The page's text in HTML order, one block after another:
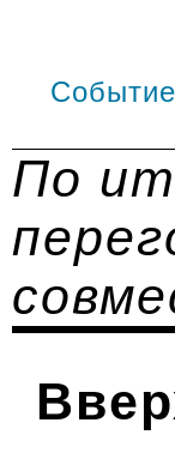
Событие
По